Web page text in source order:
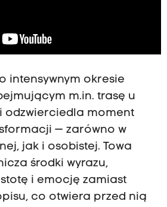
intensywnym okresie
m.in. trasę u
i odzwierciedla moment
— zarówno w
jak i osobistej. Towa
środki wyrazu,
i emocję zamiast
co otwiera przed nią